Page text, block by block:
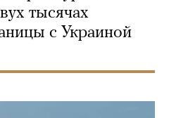
тысячах
с Украиной